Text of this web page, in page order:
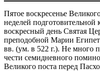
Пятое воскресенье
неделей
воскресный день Святая
преподобной Марии
вв. (ум. в 522 г.). Не много
чести семидневного
Великого поста перед